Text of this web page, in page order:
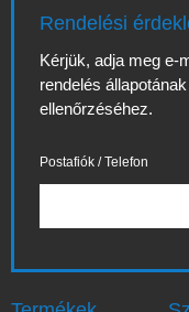
Rendelési
Kérjük, adja meg e-
rendelés
ellenőrzéséhez.
Postafiók / Telefon